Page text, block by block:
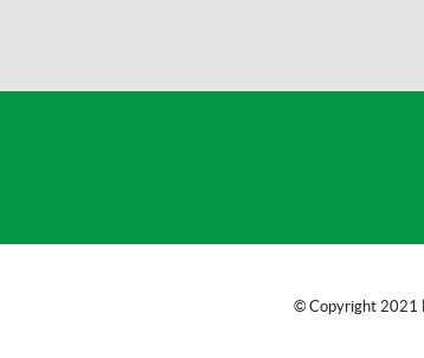
© Copyright 2021